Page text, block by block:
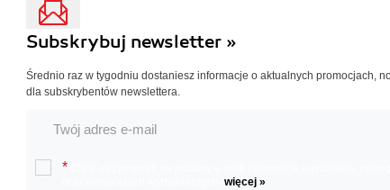
Subskrybuj newsletter »
Średnio raz w tygodniu dostaniesz informacje o aktualnych promocjach,
dla subskrybentów newslettera.
*
więcej »